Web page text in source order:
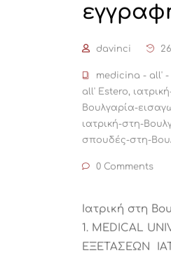
davinci
medicina - all' -
all' Estero,
Βουλγαρία-
ιατρική-στη-
σπουδές-στη-
0 Comments
Ιατρική στη
1. MEDICAL
ΕΞΕΤΑΣΕΩΝ